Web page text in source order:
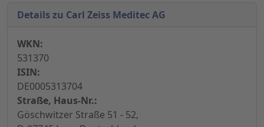
Details zu Carl Zeiss Meditec AG
WKN:
531370
ISIN:
DE0005313704
Straße, Haus-Nr.:
Göschwitzer Straße 51 - 52,